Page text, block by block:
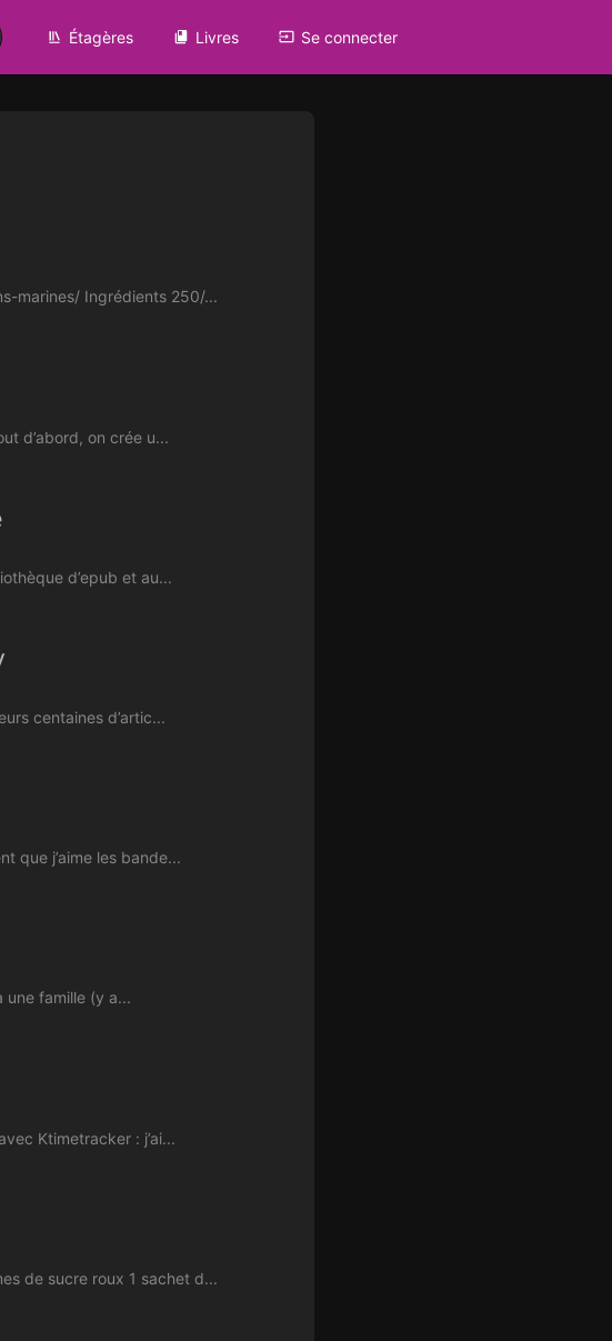
Étagères Livres Se connecter
marines/ Ingrédients 250/...
d’abord, on crée u...
d’epub et au...
centaines d’artic...
que j’aime les bande...
une famille (y a...
Ktimetracker : j’ai...
de sucre roux 1 sachet d...